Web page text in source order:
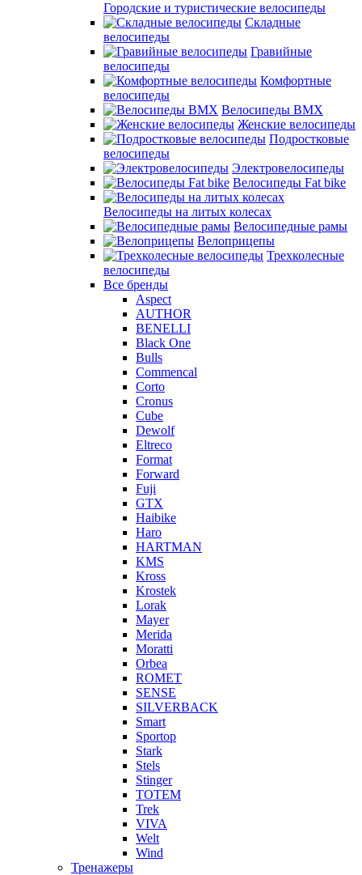
Городские и туристические велосипеды
Складные
велосипеды
Гравийные
велосипеды
Комфортные
велосипеды
Велосипеды BMX
Женские велосипеды
Подростковые
велосипеды
Электровелосипеды
Велосипеды Fat bike
Велосипеды на литых колесах
Велосипедные рамы
Велоприцепы
Трехколесные
велосипеды
Все бренды
Aspect
AUTHOR
BENELLI
Black One
Bulls
Commencal
Corto
Cronus
Cube
Dewolf
Eltreco
Format
Forward
Fuji
GTX
Haibike
Haro
HARTMAN
KMS
Kross
Krostek
Lorak
Mayer
Merida
Moratti
Orbea
ROMET
SENSE
SILVERBACK
Smart
Sportop
Stark
Stels
Stinger
TOTEM
Trek
VIVA
Welt
Wind
Тренажеры